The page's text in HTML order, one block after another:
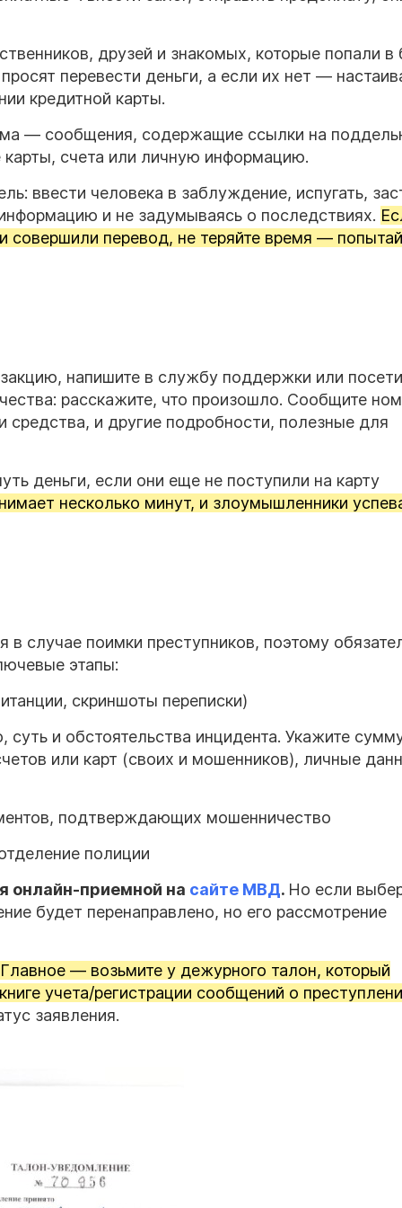
друзей и знакомых, которые попали в
перевести деньги, а если их нет —
кредитной карты.
— сообщения, содержащие ссылки на
карты, счета или личную информацию.
ввести человека в заблуждение, испугать,
и не задумываясь о последствиях.
совершили перевод, не теряйте время —
напишите в службу поддержки или
расскажите, что произошло. Сообщите
средства, и другие подробности, полезные для
деньги, если они еще не поступили на карту
несколько минут, и злоумышленники
в случае поимки преступников, поэтому
этапы:
скриншоты переписки)
и обстоятельства инцидента. Укажите
или карт (своих и мошенников), личные
подтверждающих мошенничество
полиции
онлайн-приемной на сайте МВД. Но если
будет перенаправлено, но его рассмотрение
Главное — возьмите у дежурного талон, который
учета/регистрации сообщений о
заявления.